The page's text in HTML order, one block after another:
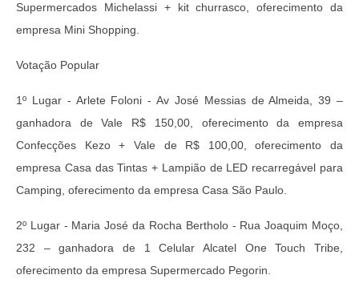
Supermercados Michelassi + kit churrasco, oferecimento da
empresa Mini Shopping.
Votação Popular
1º Lugar - Arlete Foloni - Av José Messias de Almeida, 39 –
ganhadora de Vale R$ 150,00, oferecimento da empresa
Confecções Kezo + Vale de R$ 100,00, oferecimento da
empresa Casa das Tintas + Lampião de LED recarregável para
Camping, oferecimento da empresa Casa São Paulo.
2º Lugar - Maria José da Rocha Bertholo - Rua Joaquim Moço,
232 – ganhadora de 1 Celular Alcatel One Touch Tribe,
oferecimento da empresa Supermercado Pegorin.